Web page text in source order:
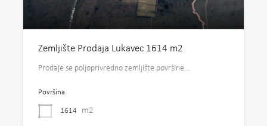
Zemljište Prodaja Lukavec 1614 m2
Prodaje se poljoprivredno zemljište površine…
Površina
1614 m2